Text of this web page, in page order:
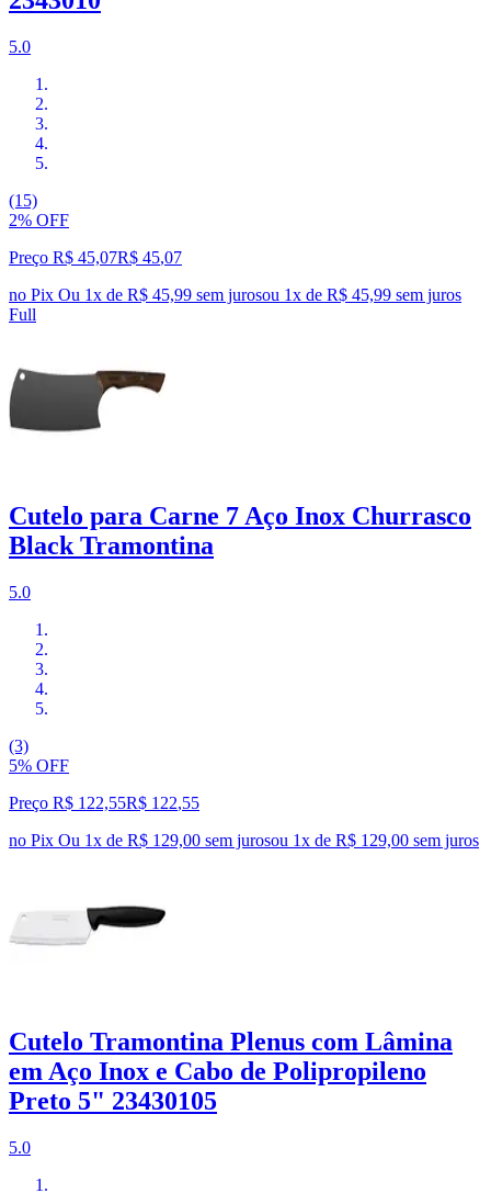
5.0
(15)
2% OFF
Preço R$ 45,07R$ 45,07
no Pix Ou 1x de R$ 45,99 sem jurosou 1x de R$ 45,99 sem juros
Full
Cutelo para Carne 7 Aço Inox Churrasco
Black Tramontina
5.0
(3)
5% OFF
Preço R$ 122,55R$ 122,55
no Pix Ou 1x de R$ 129,00 sem jurosou 1x de R$ 129,00 sem juros
Cutelo Tramontina Plenus com Lâmina
em Aço Inox e Cabo de Polipropileno
Preto 5" 23430105
5.0